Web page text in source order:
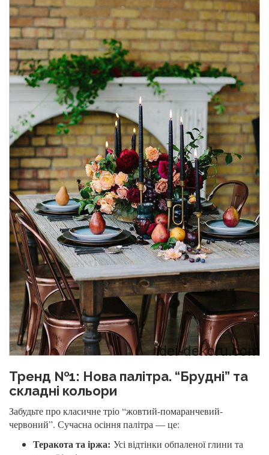
Тренд №1: Нова палітра. “Брудні” та
складні кольори
Забудьте про класичне тріо “жовтий-помаранчевий-
червоний”. Сучасна осіння палітра — це:
Теракота та іржа: Усі відтінки обпаленої глини та